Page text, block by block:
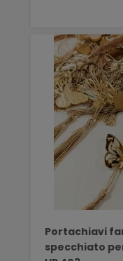
Portachiavi
specchiato